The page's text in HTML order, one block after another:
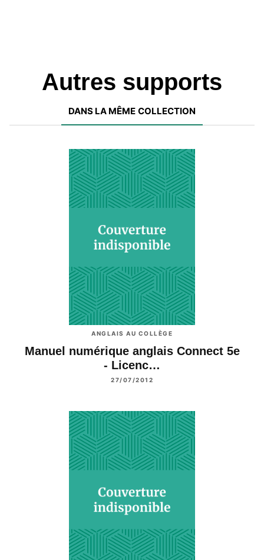
Autres supports
DANS LA MÊME COLLECTION
ANGLAIS AU COLLÈGE
Manuel numérique anglais Connect 5e
- Licenc…
27/07/2012